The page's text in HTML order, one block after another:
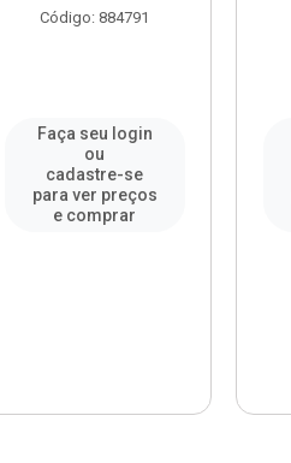
Código: 884791
Faça seu login
ou
cadastre-se
para ver preços
e comprar